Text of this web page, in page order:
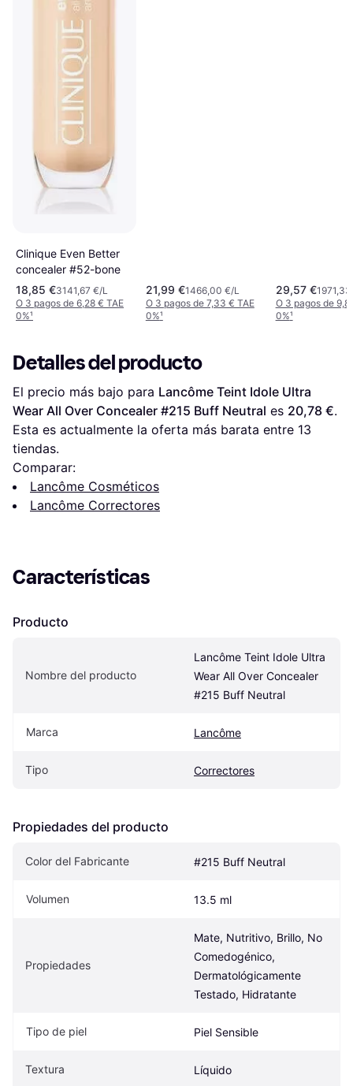
Clinique Even Better
concealer #52-bone
18,85 €3141,67 €/L
O 3 pagos de 6,28 € TAE
0%¹
21,99 €1466,00 €/L
O 3 pagos de 7,33 € TAE
0%¹
29,57 €
O 3 pagos de
0%¹
Detalles del producto
El precio más bajo para Lancôme Teint Idole Ultra
Wear All Over Concealer #215 Buff Neutral es 20,78 €.
Esta es actualmente la oferta más barata entre 13
tiendas.
Comparar:
Lancôme Cosméticos
Lancôme Correctores
Características
Producto
Nombre del producto
Lancôme Teint Idole Ultra
Wear All Over Concealer
#215 Buff Neutral
Marca Lancôme
Tipo Correctores
Propiedades del producto
Color del Fabricante #215 Buff Neutral
Volumen 13.5 ml
Propiedades
Mate, Nutritivo, Brillo, No
Comedogénico,
Dermatológicamente
Testado, Hidratante
Tipo de piel Piel Sensible
Textura Líquido